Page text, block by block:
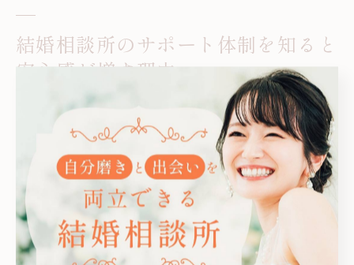
結婚相談所のサポート体制を知ると
安心感が増す理由
結婚相談所のサポート体制が与える安心感
結婚相談所のサポート体制は、婚活において大きな安心
感をもたらします。なぜなら、信頼できる相談所は会員
一人ひとりの状況や希望に合わせたサポートを提供し、
婚活の不安や悩みを丁寧に解消してくれるからです。例
えば、オンラインでの事前カウンセリングや個別面談を